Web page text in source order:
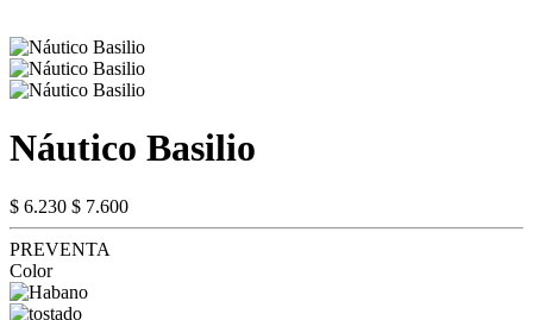
Náutico Basilio
$ 6.230 $ 7.600
PREVENTA
Color